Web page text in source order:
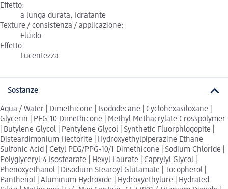
Effetto:
a lunga durata, Idratante
Texture / consistenza / applicazione:
Fluido
Effetto:
Lucentezza
Sostanze
Aqua / Water | Dimethicone | Isododecane | Cyclohexasiloxane |
Glycerin | PEG-10 Dimethicone | Methyl Methacrylate Crosspolymer
| Butylene Glycol | Pentylene Glycol | Synthetic Fluorphlogopite |
Disteardimonium Hectorite | Hydroxyethylpiperazine Ethane
Sulfonic Acid | Cetyl PEG/PPG-10/1 Dimethicone | Sodium Chloride |
Polyglyceryl-4 Isostearate | Hexyl Laurate | Caprylyl Glycol |
Phenoxyethanol | Disodium Stearoyl Glutamate | Tocopherol |
Panthenol | Aluminum Hydroxide | Hydroxyethylure | Hydrated